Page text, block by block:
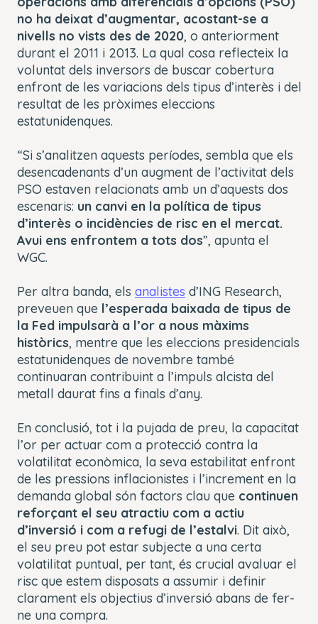
no ha deixat d’augmentar, acostant-se a
nivells no vists des de 2020, o anteriorment
durant el 2011 i 2013. La qual cosa reflecteix la
voluntat dels inversors de buscar cobertura
enfront de les variacions dels tipus d’interès i del
resultat de les pròximes eleccions
estatunidenques.
“Si s’analitzen aquests períodes, sembla que els
desencadenants d’un augment de l’activitat dels
PSO estaven relacionats amb un d’aquests dos
escenaris: un canvi en la política de tipus
d’interès o incidències de risc en el mercat.
Avui ens enfrontem a tots dos”, apunta el
WGC.
Per altra banda, els analistes d’ING Research,
preveuen que l’esperada baixada de tipus de
la Fed impulsarà a l’or a nous màxims
històrics, mentre que les eleccions presidencials
estatunidenques de novembre també
continuaran contribuint a l’impuls alcista del
metall daurat fins a finals d’any.
En conclusió, tot i la pujada de preu, la capacitat
l’or per actuar com a protecció contra la
volatilitat econòmica, la seva estabilitat enfront
de les pressions inflacionistes i l’increment en la
demanda global són factors clau que continuen
reforçant el seu atractiu com a actiu
d’inversió i com a refugi de l’estalvi. Dit això,
el seu preu pot estar subjecte a una certa
volatilitat puntual, per tant, és crucial avaluar el
risc que estem disposats a assumir i definir
clarament els objectius d’inversió abans de fer-
ne una compra.